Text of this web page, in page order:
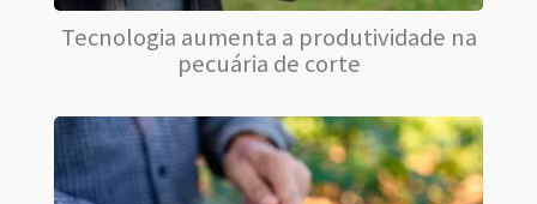
Tecnologia aumenta a produtividade na
pecuária de corte